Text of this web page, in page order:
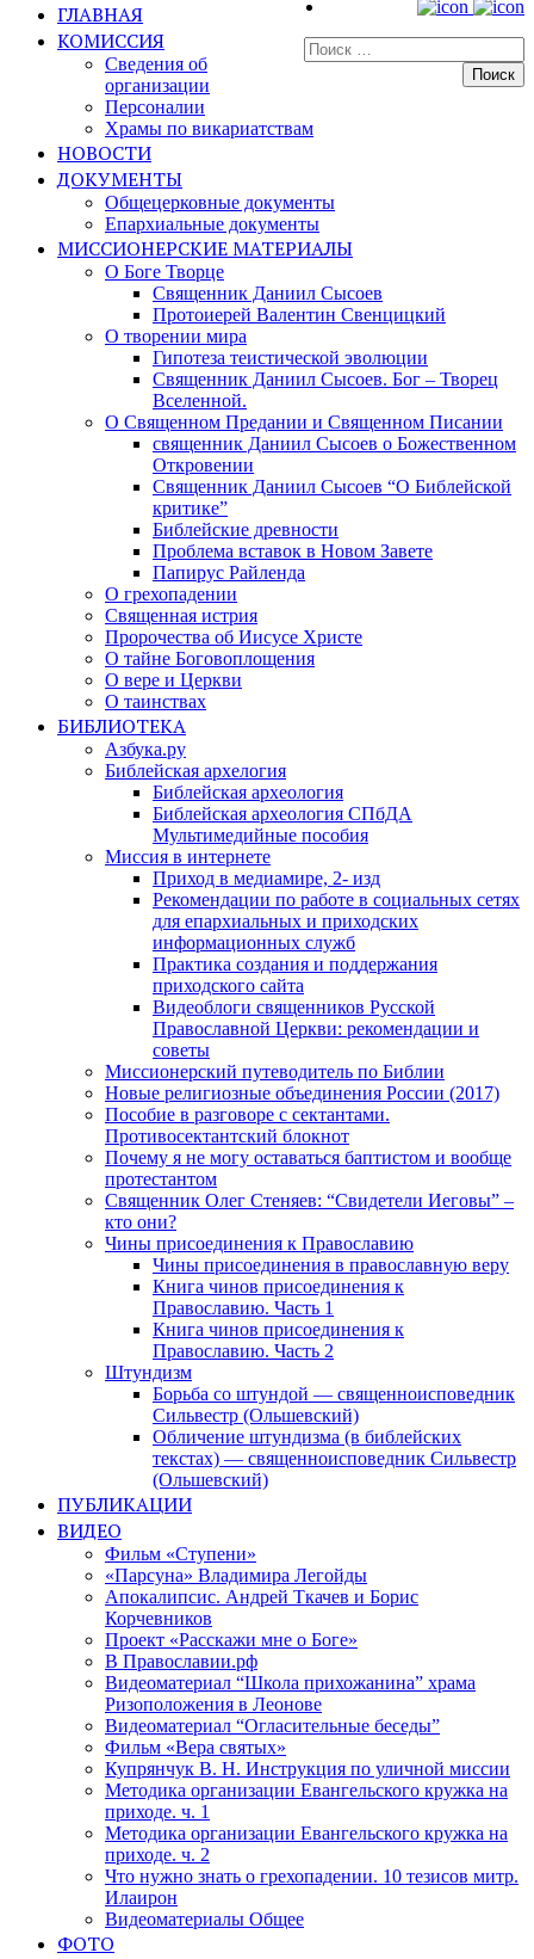
Искать:
ГЛАВНАЯ
КОМИССИЯ
Сведения об
организации
Персоналии
Храмы по викариатствам
НОВОСТИ
ДОКУМЕНТЫ
Общецерковные документы
Епархиальные документы
МИССИОНЕРСКИЕ МАТЕРИАЛЫ
О Боге Творце
Священник Даниил Сысоев
Протоиерей Валентин Свенцицкий
О творении мира
Гипотеза теистической эволюции
Священник Даниил Сысоев. Бог – Творец
Вселенной.
О Священном Предании и Священном Писании
священник Даниил Сысоев о Божественном
Откровении
Священник Даниил Сысоев “О Библейской
критике”
Библейские древности
Проблема вставок в Новом Завете
Папирус Райленда
О грехопадении
Священная истрия
Пророчества об Иисусе Христе
О тайне Боговоплощения
О вере и Церкви
О таинствах
БИБЛИОТЕКА
Азбука.ру
Библейская архелогия
Библейская археология
Библейская археология СПбДА
Мультимедийные пособия
Миссия в интернете
Приход в медиамире, 2- изд
Рекомендации по работе в социальных сетях
для епархиальных и приходских
информационных служб
Практика создания и поддержания
приходского сайта
Видеоблоги священников Русской
Православной Церкви: рекомендации и
советы
Миссионерский путеводитель по Библии
Новые религиозные объединения России (2017)
Пособие в разговоре с сектантами.
Противосектантский блокнот
Почему я не могу оставаться баптистом и вообще
протестантом
Священник Олег Стеняев: “Свидетели Иеговы” –
кто они?
Чины присоединения к Православию
Чины присоединения в православную веру
Книга чинов присоединения к
Православию. Часть 1
Книга чинов присоединения к
Православию. Часть 2
Штундизм
Борьба со штундой — священноисповедник
Сильвестр (Ольшевский)
Обличение штундизма (в библейских
текстах) — священноисповедник Сильвестр
(Ольшевский)
ПУБЛИКАЦИИ
ВИДЕО
Фильм «Ступени»
«Парсуна» Владимира Легойды
Апокалипсис. Андрей Ткачев и Борис
Корчевников
Проект «Расскажи мне о Боге»
В Православии.рф
Видеоматериал “Школа прихожанина” храма
Ризоположения в Леонове
Видеоматериал “Огласительные беседы”
Фильм «Вера святых»
Купрянчук В. Н. Инструкция по уличной миссии
Методика организации Евангельского кружка на
приходе. ч. 1
Методика организации Евангельского кружка на
приходе. ч. 2
Что нужно знать о грехопадении. 10 тезисов митр.
Илаирон
Видеоматериалы Общее
ФОТО